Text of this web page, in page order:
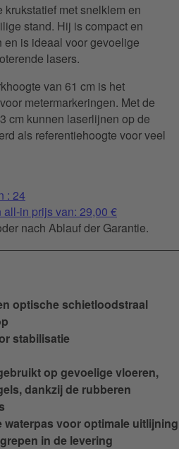
met snelklem en
stand. Hij is compact en
is ideaal voor gevoelige
lasers.
van 61 cm is het
metermarkeringen. Met de
cm kunnen laserlijnen op de
als referentiehoogte voor veel
: 24
in prijs van: 29,00 €
nach Ablauf der Garantie.
optische schietloodstraal
stabilisatie
op gevoelige vloeren,
dankzij de rubberen
waterpas voor optimale uitlijning
in de levering